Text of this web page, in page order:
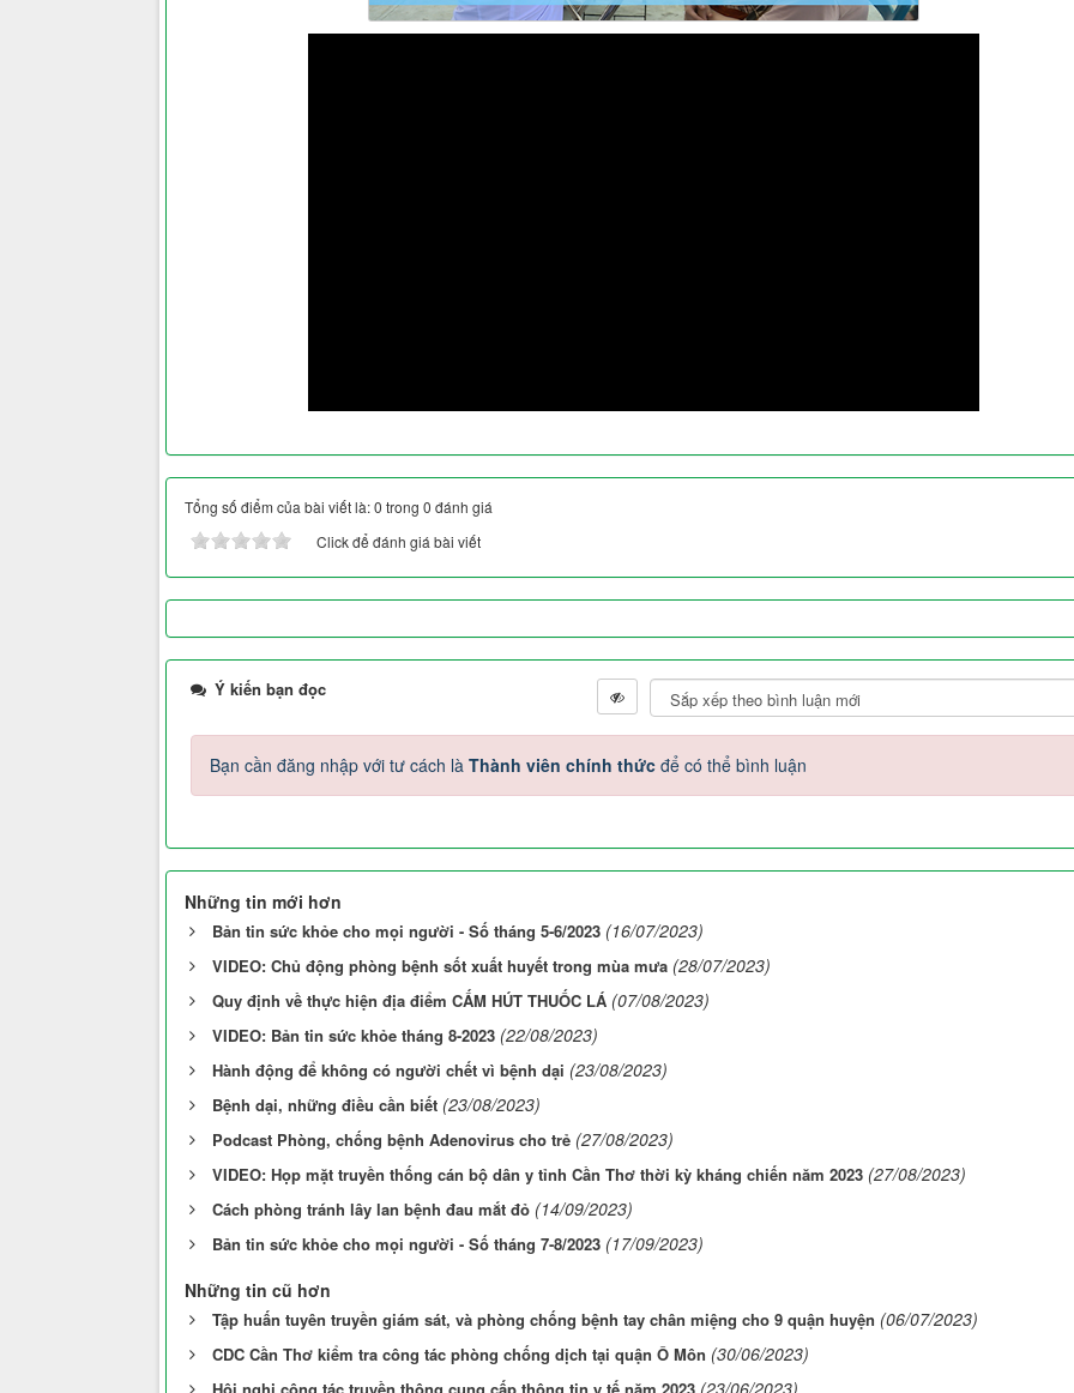
Tổng số điểm của bài viết là: 0 trong 0 đánh giá
Click để đánh giá bài viết
Ý kiến bạn đọc
Bạn cần đăng nhập với tư cách là Thành viên chính thức để có thể bình luận
Những tin mới hơn
Bản tin sức khỏe cho mọi người - Số tháng 5-6/2023 (16/07/2023)
VIDEO: Chủ động phòng bệnh sốt xuất huyết trong mùa mưa (28/07/2023)
Quy định về thực hiện địa điểm CẤM HÚT THUỐC LÁ (07/08/2023)
VIDEO: Bản tin sức khỏe tháng 8-2023 (22/08/2023)
Hành động để không có người chết vì bệnh dại (23/08/2023)
Bệnh dại, những điều cần biết (23/08/2023)
Podcast Phòng, chống bệnh Adenovirus cho trẻ (27/08/2023)
VIDEO: Họp mặt truyền thống cán bộ dân y tỉnh Cần Thơ thời kỳ kháng chiến năm 2023 (27/08/2023)
Cách phòng tránh lây lan bệnh đau mắt đỏ (14/09/2023)
Bản tin sức khỏe cho mọi người - Số tháng 7-8/2023 (17/09/2023)
Những tin cũ hơn
Tập huấn tuyên truyền giám sát, và phòng chống bệnh tay chân miệng cho 9 quận huyện (06/07/2023)
CDC Cần Thơ kiểm tra công tác phòng chống dịch tại quận Ô Môn (30/06/2023)
(23/06/2023)